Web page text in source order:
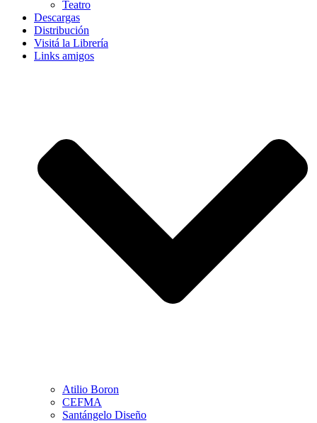
Teatro
Descargas
Distribución
Visitá la Librería
Links amigos
Atilio Boron
CEFMA
Santángelo Diseño